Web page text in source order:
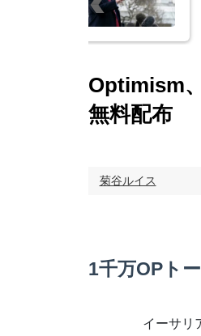
Optimism
無料配布
菊谷ルイス
1千万OPト
イーサリ